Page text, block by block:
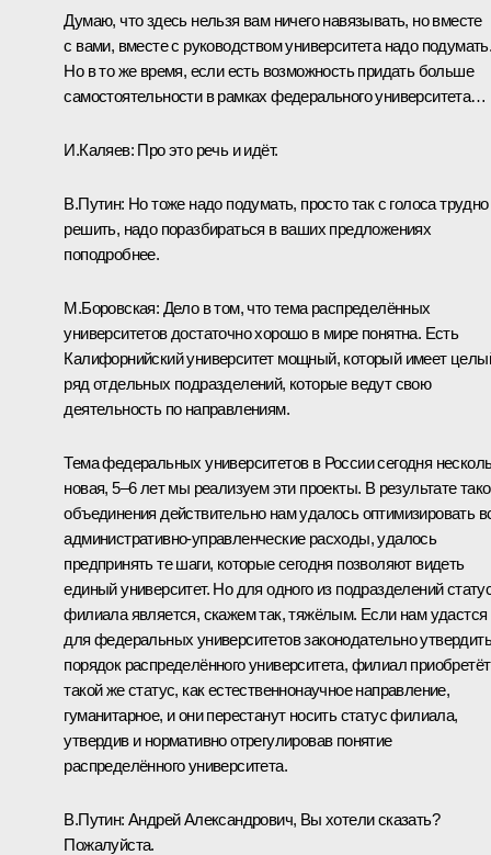
Думаю, что здесь нельзя вам ничего навязывать, но вместе
с вами, вместе с руководством университета надо
Но в то же время, если есть возможность придать больше
самостоятельности в рамках федерального университета…
И.Каляев: Про это речь и идёт.
В.Путин: Но тоже надо подумать, просто так с голоса трудно
решить, надо поразбираться в ваших предложениях
поподробнее.
М.Боровская: Дело в том, что тема распределённых
университетов достаточно хорошо в мире понятна. Есть
Калифорнийский университет мощный, который имеет
ряд отдельных подразделений, которые ведут свою
деятельность по направлениям.
Тема федеральных университетов в России сегодня
новая, 5–6 лет мы реализуем эти проекты. В результате
объединения действительно нам удалось оптимизировать
административно-управленческие расходы, удалось
предпринять те шаги, которые сегодня позволяют видеть
единый университет. Но для одного из подразделений
филиала является, скажем так, тяжёлым. Если нам удастся
для федеральных университетов законодательно утвердить
порядок распределённого университета, филиал приобретёт
такой же статус, как естественнонаучное направление,
гуманитарное, и они перестанут носить статус филиала,
утвердив и нормативно отрегулировав понятие
распределённого университета.
В.Путин: Андрей Александрович, Вы хотели сказать?
Пожалуйста.